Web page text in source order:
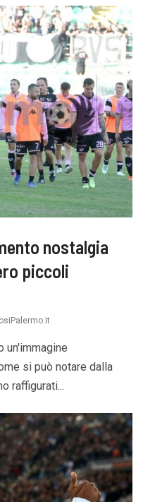
nostalgia
piccoli
un'immagine
si può notare dalla
raffigurati...